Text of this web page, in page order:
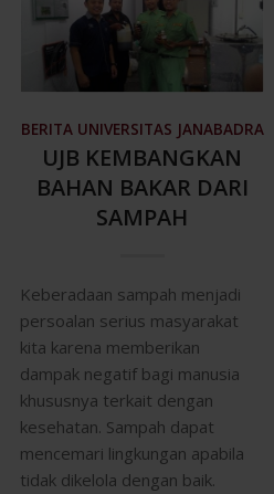
BERITA UNIVERSITAS JANABADRA
UJB KEMBANGKAN
BAHAN BAKAR DARI
SAMPAH
Keberadaan sampah menjadi
persoalan serius masyarakat
kita karena memberikan
dampak negatif bagi manusia
khususnya terkait dengan
kesehatan. Sampah dapat
mencemari lingkungan apabila
tidak dikelola dengan baik.